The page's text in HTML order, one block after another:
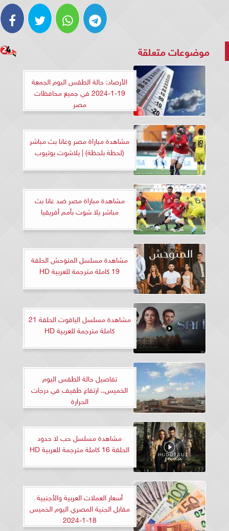
موضوعات متعلقة
الأرصاد: حالة الطقس اليوم الجمعة
19-1-2024 في جميع محافظات
مصر
مشاهدة مباراة مصر وغانا بث مباشر
(لحظة بلحظة) | يلاشوت يوتيوب
مشاهدة مباراة مصر ضد غانا بث
مباشر يلا شوت بأمم أفريقيا
مشاهدة مسلسل المتوحش الحلقة
19 كاملة مترجمة للعربية HD
مشاهدة مسلسل الياقوت الحلقة 21
كاملة مترجمة للعربية HD
تفاصيل حالة الطقس اليوم
الخميس.. ارتفاع طفيف في درجات
الحرارة
مشاهدة مسلسل حب لا حدود
الحلقة 16 كاملة مترجمة للعربية HD
أسعار العملات العربية والأجنبية
مقابل الجنية المصري اليوم الخميس
18-1-2024